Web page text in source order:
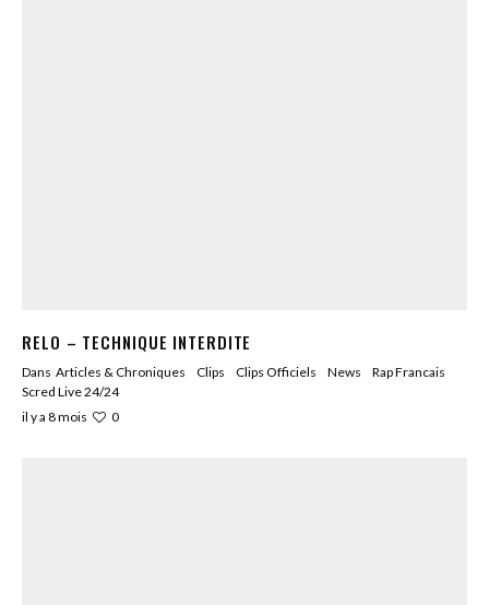
RELO – TECHNIQUE INTERDITE
Dans Articles & Chroniques Clips Clips Officiels News
Rap Francais
Scred Live 24/24
il y a 8 mois
0